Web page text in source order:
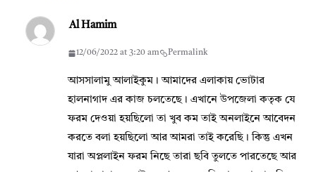
Al Hamim
12/06/2022 at 3:20 am Permalink
আসসালামু আলাইকুম। আমাদের এলাকায় ভোটার
হালনাগাদ এর কাজ চলতেছে। এখানে উপজেলা কতৃক যে
ফরম দেওয়া হয়ছিলো তা খুব কম তাই অনলাইনে আবেদন
করতে বলা হয়ছিলো আর আমরা তাই করেছি। কিন্তু এখন
যারা অপ্ললাইন ফরম নিছে তারা ছবি তুলতে পারতেছে আর